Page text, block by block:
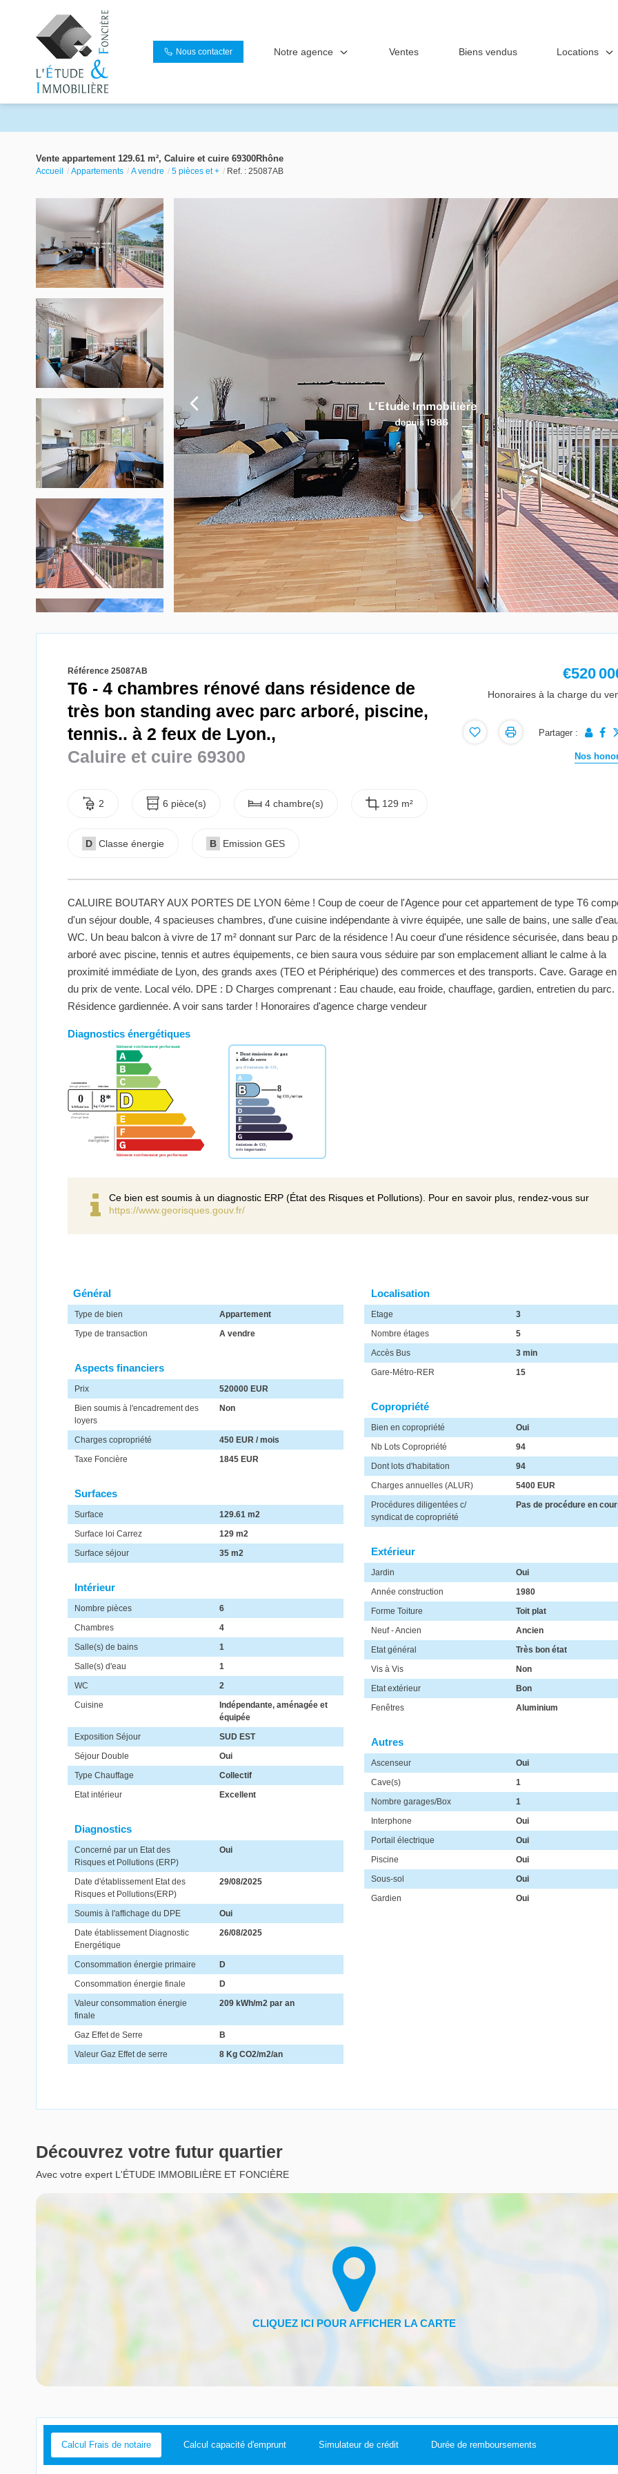
Nous contacter Notre agence Ventes Biens vendus Locations
Vente appartement 129.61 m², Caluire et cuire 69300Rhône
Accueil Appartements A vendre 5 pièces et + Ref. : 25087AB
Référence 25087AB
T6 - 4 chambres rénové dans résidence de
très bon standing avec parc arboré, piscine,
tennis.. à 2 feux de Lyon.,
Caluire et cuire 69300
2 6 pièce(s) 4 chambre(s) 129 m²
D Classe énergie B Emission GES
€520
Honoraires à la charge du
Partager :
Nos
CALUIRE BOUTARY AUX PORTES DE LYON 6ème ! Coup de coeur de l'Agence pour cet appartement de type T6
d'un séjour double, 4 spacieuses chambres, d'une cuisine indépendante à vivre équipée, une salle de bains, une salle
WC. Un beau balcon à vivre de 17 m² donnant sur Parc de la résidence ! Au coeur d'une résidence sécurisée, dans beau
arboré avec piscine, tennis et autres équipements, ce bien saura vous séduire par son emplacement alliant le calme à la
proximité immédiate de Lyon, des grands axes (TEO et Périphérique) des commerces et des transports. Cave. Garage
du prix de vente. Local vélo. DPE : D Charges comprenant : Eau chaude, eau froide, chauffage, gardien, entretien du parc.
Résidence gardiennée. A voir sans tarder ! Honoraires d'agence charge vendeur
Diagnostics énergétiques
Ce bien est soumis à un diagnostic ERP (État des Risques et Pollutions). Pour en savoir plus, rendez-vous sur
https://www.georisques.gouv.fr/
Général
Type de bien
Appartement
Type de transaction
A vendre
Localisation
Etage
3
Nombre étages
5
Accès Bus
3 min
Gare-Métro-RER
15
Aspects financiers
Prix
520000 EUR
Bien soumis à l'encadrement des
loyers
Non
Charges copropriété
450 EUR / mois
Taxe Foncière
1845 EUR
Copropriété
Bien en copropriété
Oui
Nb Lots Copropriété
94
Dont lots d'habitation
94
Charges annuelles (ALUR)
5400 EUR
Procédures diligentées c/
syndicat de copropriété
Pas de procédure en
Surfaces
Surface
129.61 m2
Surface loi Carrez
129 m2
Surface séjour
35 m2 Extérieur
Jardin
Oui
Année construction
1980
Forme Toiture
Toit plat
Neuf - Ancien
Ancien
Etat général
Très bon état
Vis à Vis
Non
Etat extérieur
Bon
Fenêtres
Aluminium
Intérieur
Nombre pièces
6
Chambres
4
Salle(s) de bains
1
Salle(s) d'eau
1
WC
2
Cuisine
Indépendante, aménagée et
équipée
Exposition Séjour
SUD EST
Séjour Double
Oui
Type Chauffage
Collectif
Etat intérieur
Excellent
Autres
Ascenseur
Oui
Cave(s)
1
Nombre garages/Box
1
Interphone
Oui
Portail électrique
Oui
Piscine
Oui
Sous-sol
Oui
Gardien
Oui
Diagnostics
Concerné par un Etat des
Risques et Pollutions (ERP)
Oui
Date d'établissement Etat des
Risques et Pollutions(ERP)
29/08/2025
Soumis à l'affichage du DPE
Oui
Date établissement Diagnostic
Energétique
26/08/2025
Consommation énergie primaire
D
Consommation énergie finale
D
Valeur consommation énergie
finale
209 kWh/m2 par an
Gaz Effet de Serre
B
Valeur Gaz Effet de serre
8 Kg CO2/m2/an
Découvrez votre futur quartier
Avec votre expert L'ÉTUDE IMMOBILIÈRE ET FONCIÈRE
Calcul Frais de notaire Calcul capacité d'emprunt Simulateur de crédit Durée de remboursements